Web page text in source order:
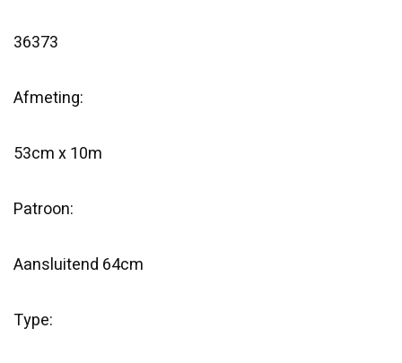
36373
Afmeting:
53cm x 10m
Patroon:
Aansluitend 64cm
Type: